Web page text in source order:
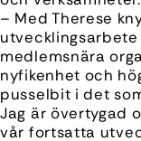
– Med Therese
medlemsnära
nyfikenhet och
pusselbit i det
Jag är övertygad
vår fortsatta